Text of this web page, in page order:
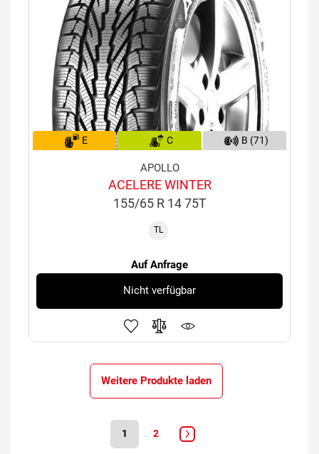
E C B (71)
APOLLO
ACELERE WINTER
155/65 R 14 75T
TL
Auf Anfrage
Nicht verfügbar
Weitere Produkte laden
1 2